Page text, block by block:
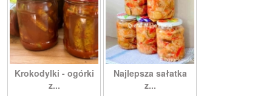
Krokodylki - ogórki
z...
Najlepsza sałatka
z...